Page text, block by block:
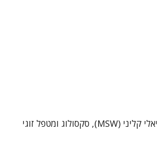
שי שפיצן – פסיכותרפיסט, סקסולוג ומטפל זוגי (MSW)מטפל ביחידים ובזוגות בקליניקה בתל-אביב וכן בטיפול אונליין. אני שי שפיצן, עובד סוציאלי קליני (MSW), סקסולוג ומטפל זוגי